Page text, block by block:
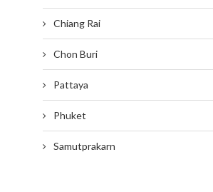
Chiang Rai
Chon Buri
Pattaya
Phuket
Samutprakarn